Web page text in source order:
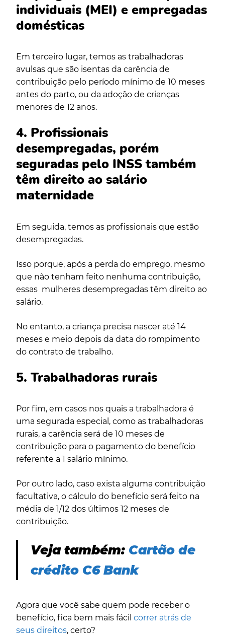
individuais (MEI) e empregadas
domésticas
Em terceiro lugar, temos as trabalhadoras
avulsas que são isentas da carência de
contribuição pelo período mínimo de 10 meses
antes do parto, ou da adoção de crianças
menores de 12 anos.
4. Profissionais
desempregadas, porém
seguradas pelo INSS também
têm direito ao salário
maternidade
Em seguida, temos as profissionais que estão
desempregadas.
Isso porque, após a perda do emprego, mesmo
que não tenham feito nenhuma contribuição,
essas mulheres desempregadas têm direito ao
salário.
No entanto, a criança precisa nascer até 14
meses e meio depois da data do rompimento
do contrato de trabalho.
5. Trabalhadoras rurais
Por fim, em casos nos quais a trabalhadora é
uma segurada especial, como as trabalhadoras
rurais, a carência será de 10 meses de
contribuição para o pagamento do benefício
referente a 1 salário mínimo.
Por outro lado, caso exista alguma contribuição
facultativa, o cálculo do benefício será feito na
média de 1/12 dos últimos 12 meses de
contribuição.
Veja também: Cartão de
crédito C6 Bank
Agora que você sabe quem pode receber o
benefício, fica bem mais fácil correr atrás de
seus direitos, certo?